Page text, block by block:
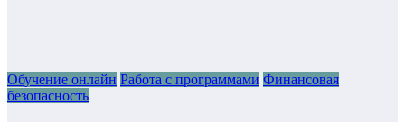
Обучение онлайн Работа с программами Финансовая
безопасность